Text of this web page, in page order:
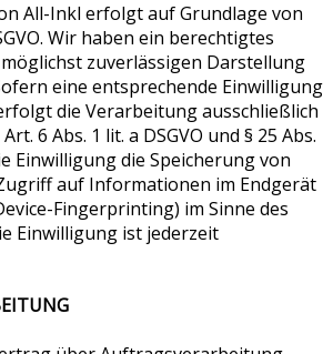
All-Inkl erfolgt auf Grundlage von
Wir haben ein berechtigtes
zuverlässigen Darstellung
eine entsprechende Einwilligung
die Verarbeitung ausschließlich
6 Abs. 1 lit. a DSGVO und § 25 Abs.
Einwilligung die Speicherung von
auf Informationen im Endgerät
Fingerprinting) im Sinne des
Einwilligung ist jederzeit